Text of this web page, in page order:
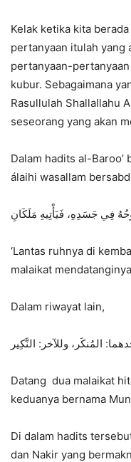
Kelak ketika kita
pertanyaan itulah yang
pertanyaan-
kubur. Sebagaimana
Rasullulah Shallallahu
seseorang yang akan
Dalam hadits al-Baroo’
álaihi wasallam
فِي جَسَدِهِ، فَيَأْتِيهِ مَلَكَانِ
‘Lantas ruhnya di
malaikat mendatanginya
Dalam riwayat lain,
المُنكَر، وللآخر: النَّكِير
Datang dua malaikat
keduanya bernama
Di dalam hadits
dan Nakir yang